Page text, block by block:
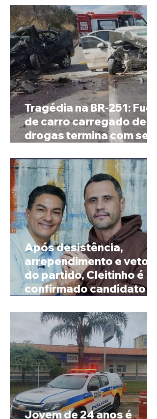
Tragédia na BR-251: Fuga
de carro carregado de
drogas termina com sete
Após desistência,
arrependimento e veto
do partido, Cleitinho é
confirmado candidato ao
Jovem de 24 anos é